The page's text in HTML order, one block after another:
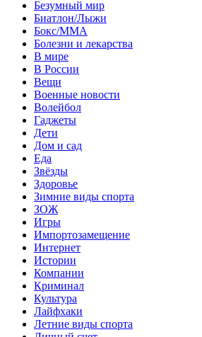
Безумный мир
Биатлон/Лыжи
Бокс/MMA
Болезни и лекарства
В мире
В России
Вещи
Военные новости
Волейбол
Гаджеты
Дети
Дом и сад
Еда
Звёзды
Здоровье
Зимние виды спорта
ЗОЖ
Игры
Импортозамещение
Интернет
Истории
Компании
Криминал
Культура
Лайфхаки
Летние виды спорта